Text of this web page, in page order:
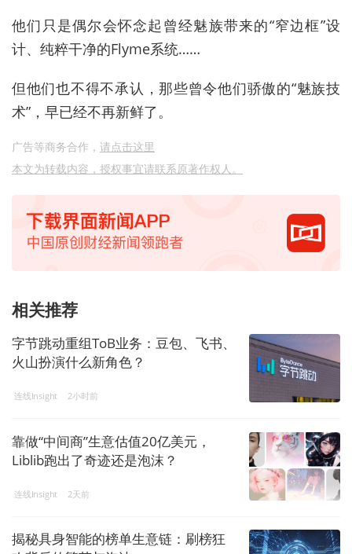
他们只是偶尔会怀念起曾经魅族带来的“窄边框”设
计、纯粹干净的Flyme系统……
但他们也不得不承认，那些曾令他们骄傲的“魅族技
术”，早已经不再新鲜了。
广告等商务合作， 请点击这里
本文为转载内容，授权事宜请联系原著作权人。
相关推荐
字节跳动重组ToB业务：豆包、飞书、
火山扮演什么新角色？
连线Insight 2小时前
靠做“中间商”生意估值20亿美元，
Liblib跑出了奇迹还是泡沫？
连线Insight 2天前
揭秘具身智能的榜单生意链：刷榜狂